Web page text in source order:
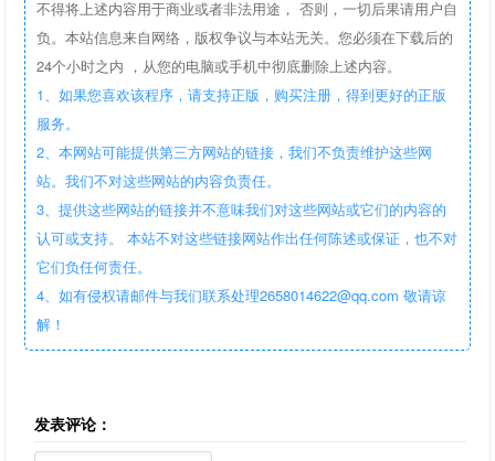
不得将上述内容用于商业或者非法用途， 否则，一切后果请用户自
负。本站信息来自网络，版权争议与本站无关。您必须在下载后的
24个小时之内 ，从您的电脑或手机中彻底删除上述内容。
1、如果您喜欢该程序，请支持正版，购买注册，得到更好的正版
服务。
2、本网站可能提供第三方网站的链接，我们不负责维护这些网
站。我们不对这些网站的内容负责任。
3、提供这些网站的链接并不意味我们对这些网站或它们的内容的
认可或支持。 本站不对这些链接网站作出任何陈述或保证，也不对
它们负任何责任。
4、如有侵权请邮件与我们联系处理2658014622@qq.com 敬请谅
解！
发表评论：